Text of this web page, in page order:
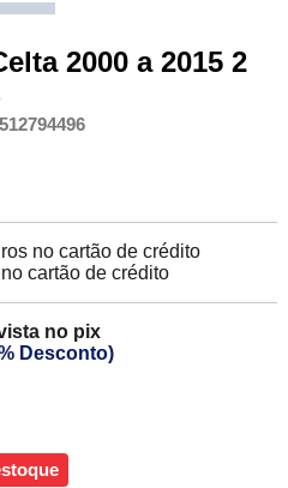
2000 a 2015 2
no cartão de crédito
cartão de crédito
no pix
Desconto)